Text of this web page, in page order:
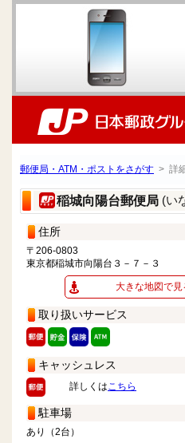
郵便局・ATM・ポストをさがす > 詳
稲城向陽台郵便局 (い
住所
〒206-0803
東京都稲城市向陽台３－７－３
大きな地図で見
取り扱いサービス
キャッシュレス
詳しくはこちら
駐車場
あり（2台）